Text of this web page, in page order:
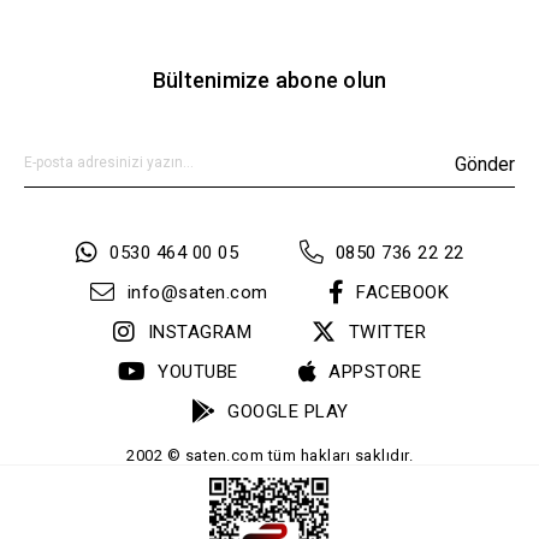
Bültenimize abone olun
Gönder
0530 464 00 05
0850 736 22 22
info@saten.com
FACEBOOK
INSTAGRAM
TWITTER
YOUTUBE
APPSTORE
GOOGLE PLAY
2002 © saten.com tüm hakları saklıdır.